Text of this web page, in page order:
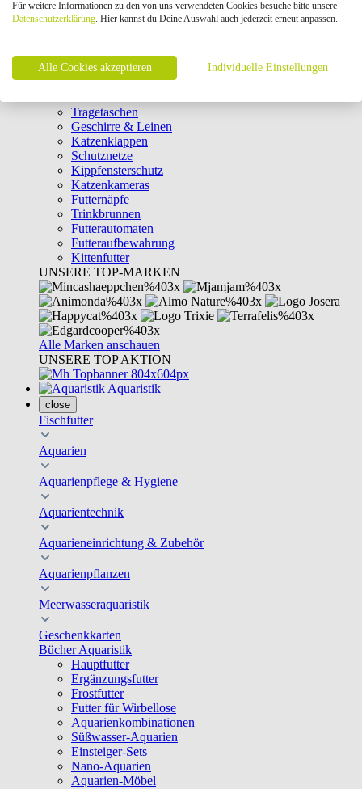
Intelligenzspielzeug
Laserpointer & Elektrospielzeug
Clicker & Target Sticks für Katzen
Weiteres Katzenspielzeug
Transportboxen
Tragetaschen
Geschirre & Leinen
Katzenklappen
Schutznetze
Kippfensterschutz
Katzenkameras
Futternäpfe
Trinkbrunnen
Futterautomaten
Futteraufbewahrung
Kittenfutter
UNSERE TOP-MARKEN
Alle Marken anschauen
UNSERE TOP AKTION
Aquaristik
close
Fischfutter
Aquarien
Aquarienpflege & Hygiene
Aquarientechnik
Aquarieneinrichtung & Zubehör
Aquarienpflanzen
Meerwasseraquaristik
Geschenkkarten
Bücher Aquaristik
Hauptfutter
Ergänzungsfutter
Frostfutter
Futter für Wirbellose
Aquarienkombinationen
Süßwasser-Aquarien
Einsteiger-Sets
Nano-Aquarien
Aquarien-Möbel
Für weitere Informationen zu den von uns verwendeten Cookies besuche bitte unsere
Datenschutzerklärung. Hier kannst du Deine Auswahl auch jederzeit erneut anpassen.
Alle Cookies akzeptieren Individuelle Einstellungen